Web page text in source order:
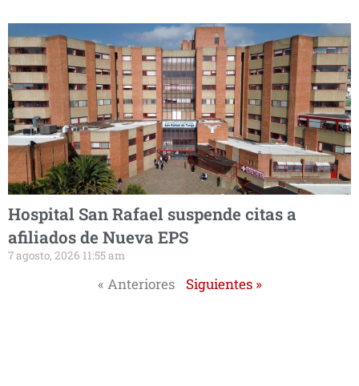
Hospital San Rafael suspende citas a
afiliados de Nueva EPS
7 agosto, 2026 11:55 am
« Anteriores Siguientes »